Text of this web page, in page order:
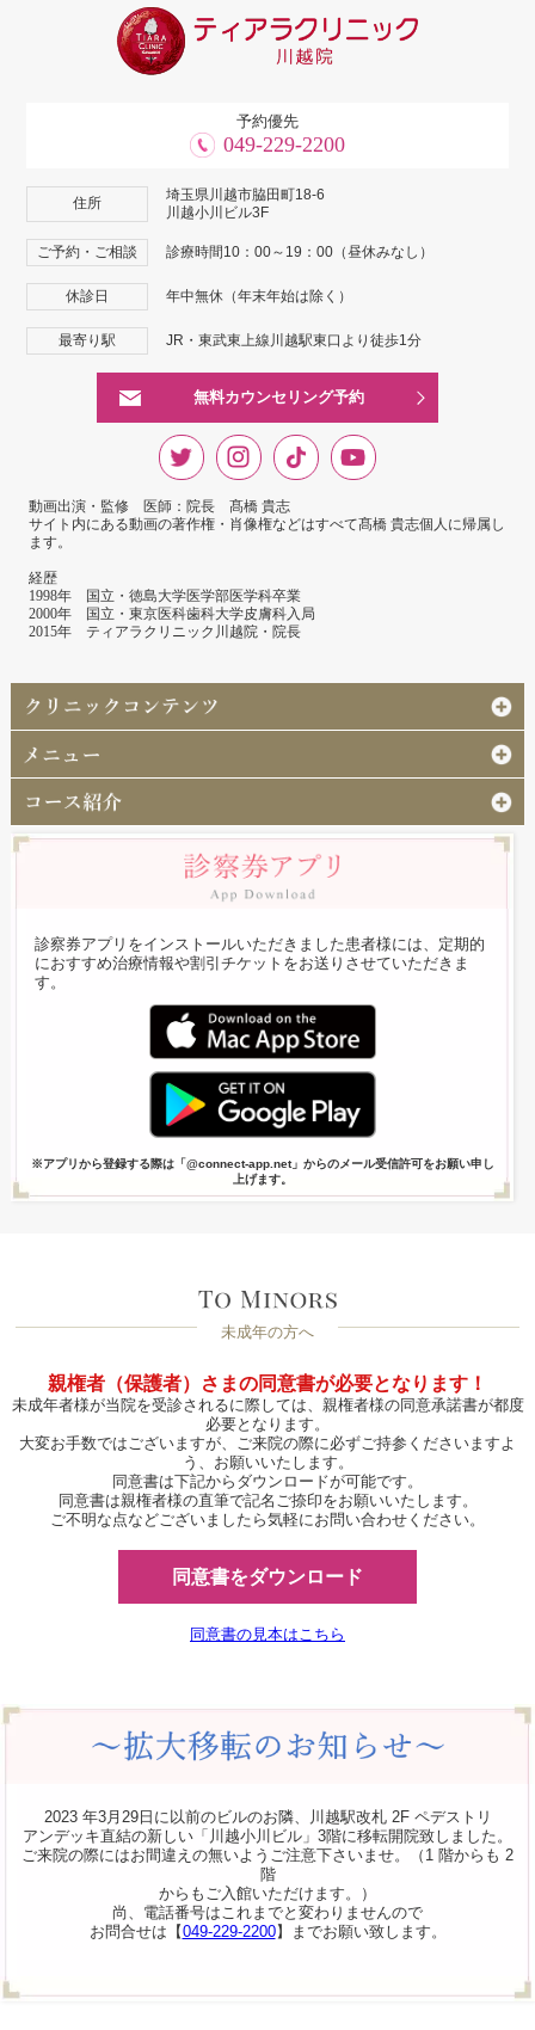
予約優先
049-229-2200
住所
埼玉県川越市脇田町18-6
川越小川ビル3F
ご予約・ご相談 診療時間10：00～19：00（昼休みなし）
休診日 年中無休（年末年始は除く）
最寄り駅 JR・東武東上線川越駅東口より徒歩1分
無料カウンセリング予約
動画出演・監修 医師：院長 髙橋 貴志
サイト内にある動画の著作権・肖像権などはすべて髙橋 貴志個人に帰属し
ます。
経歴
1998年 国立・徳島大学医学部医学科卒業
2000年 国立・東京医科歯科大学皮膚科入局
2015年 ティアラクリニック川越院・院長
診察券アプリをインストールいただきました患者様には、定期的
におすすめ治療情報や割引チケットをお送りさせていただきま
す。
※アプリから登録する際は「@connect-app.net」からのメール受信許可をお願い申し
上げます。
未成年の方へ
親権者（保護者）さまの同意書が必要となります！
未成年者様が当院を受診されるに際しては、親権者様の同意承諾書が都度
必要となります。
大変お手数ではございますが、ご来院の際に必ずご持参くださいますよ
う、お願いいたします。
同意書は下記からダウンロードが可能です。
同意書は親権者様の直筆で記名ご捺印をお願いいたします。
ご不明な点などございましたら気軽にお問い合わせください。
同意書をダウンロード
同意書の見本はこちら
2023 年3月29日に以前のビルのお隣、川越駅改札 2F ペデストリ
アンデッキ直結の新しい「川越小川ビル」3階に移転開院致しました。
ご来院の際にはお間違えの無いようご注意下さいませ。（1 階からも 2
階
からもご入館いただけます。）
尚、電話番号はこれまでと変わりませんので
お問合せは【049-229-2200】までお願い致します。